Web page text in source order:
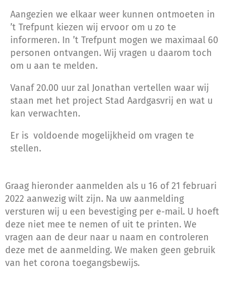
Aangezien we elkaar weer kunnen ontmoeten in
’t Trefpunt kiezen wij ervoor om u zo te
informeren. In ’t Trefpunt mogen we maximaal 60
personen ontvangen. Wij vragen u daarom toch
om u aan te melden.
Vanaf 20.00 uur zal Jonathan vertellen waar wij
staan met het project Stad Aardgasvrij en wat u
kan verwachten.
Er is voldoende mogelijkheid om vragen te
stellen.
Graag hieronder aanmelden als u 16 of 21 februari
2022 aanwezig wilt zijn. Na uw aanmelding
versturen wij u een bevestiging per e-mail. U hoeft
deze niet mee te nemen of uit te printen. We
vragen aan de deur naar u naam en controleren
deze met de aanmelding. We maken geen gebruik
van het corona toegangsbewijs.